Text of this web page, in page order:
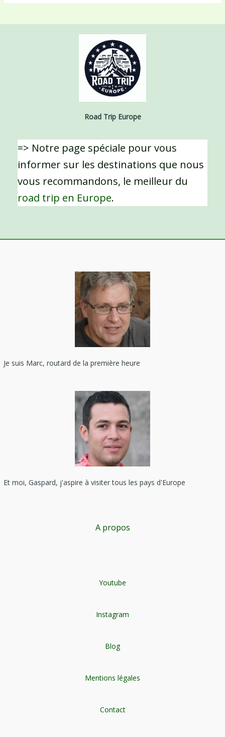
Road Trip Europe
=> Notre page spéciale pour vous
informer sur les destinations que nous
vous recommandons, le meilleur du
road trip en Europe.
Je suis Marc, routard de la première heure
Et moi, Gaspard, j'aspire à visiter tous les pays d'Europe
A propos
Youtube
Instagram
Blog
Mentions légales
Contact